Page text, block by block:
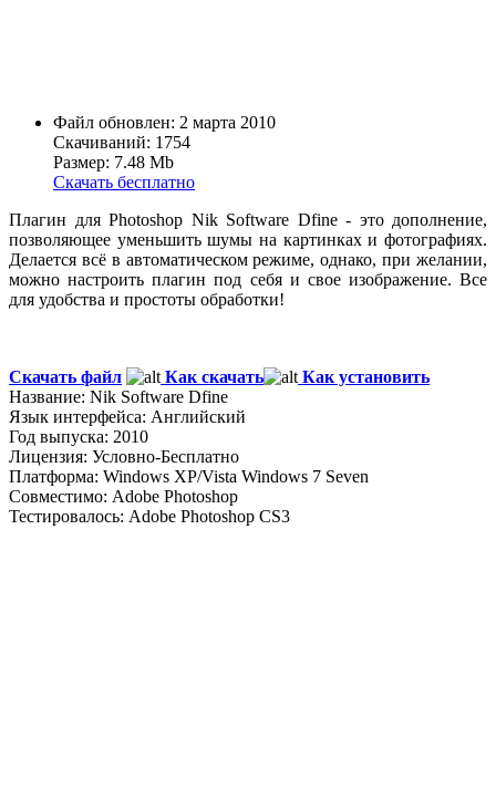
Файл обновлен: 2 марта 2010
Скачиваний: 1754
Размер: 7.48 Mb
Скачать бесплатно
Плагин для Photoshop Nik Software Dfine - это дополнение,
позволяющее уменьшить шумы на картинках и фотографиях.
Делается всё в автоматическом режиме, однако, при желании,
можно настроить плагин под себя и свое изображение. Все
для удобства и простоты обработки!
Скачать файл Как скачать
Как установить
Название: Nik Software Dfine
Язык интерфейса: Английский
Год выпуска: 2010
Лицензия: Условно-Бесплатно
Платформа: Windows XP/Vista Windows 7 Seven
Совместимо: Adobe Photoshop
Тестировалось: Adobe Photoshop CS3